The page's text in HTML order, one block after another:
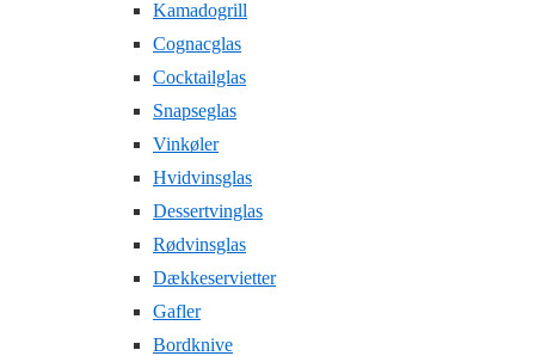
Kamadogrill
Cognacglas
Cocktailglas
Snapseglas
Vinkøler
Hvidvinsglas
Dessertvinglas
Rødvinsglas
Dækkeservietter
Gafler
Bordknive